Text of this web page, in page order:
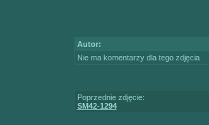
Autor:
Nie ma komentarzy dla tego zdjęcia
Poprzednie zdjęcie:
SM42-1294